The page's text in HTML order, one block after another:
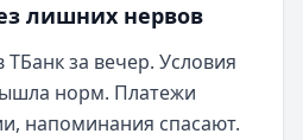
лишних нервов
за вечер. Условия
норм. Платежи
напоминания спасают.